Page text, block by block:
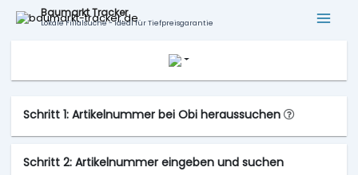
Baumarkt Tracker
Lokale Filialsuche - ideal für Tiefpreisgarantie
Schritt 1: Artikelnummer bei Obi heraussuchen
Schritt 2: Artikelnummer eingeben und suchen